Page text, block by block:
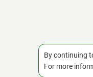
By continuing
For more